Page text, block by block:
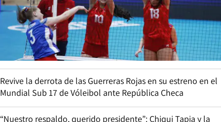
Revive la derrota de las Guerreras Rojas en su estreno en el
Mundial Sub 17 de Vóleibol ante República Checa
“Nuestro respaldo, querido presidente”: Chiqui Tapia y la